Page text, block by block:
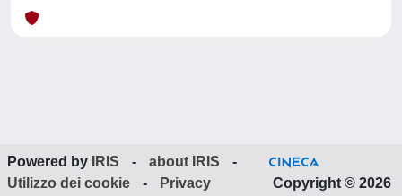
Powered by IRIS - about IRIS
-
Utilizzo dei cookie
- Privacy Copyright © 2026